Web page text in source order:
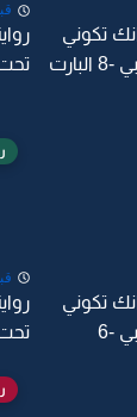
تحت عيني وبين قلبي -8 البارت
قبل 3 سنة
رواية
تحت
قبل 3 سنة
رواية
تحت